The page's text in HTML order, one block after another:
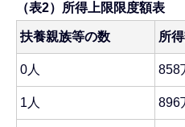
（表2）所得上限限度額表
扶養親族等の数 所
0人 858
1人 896